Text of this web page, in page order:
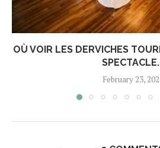
OÙ VOIR LES DERVICHES
February 23,